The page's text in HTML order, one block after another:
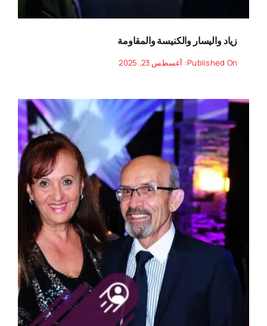
زياد واليسار والكنيسة والمقاومة
Published On: أغسطس 23, 2025